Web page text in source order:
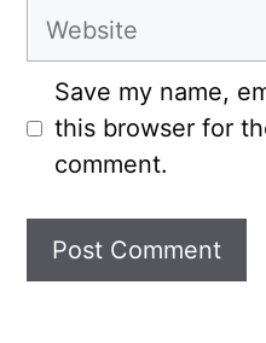
Website
Save my name,
this browser for
comment.